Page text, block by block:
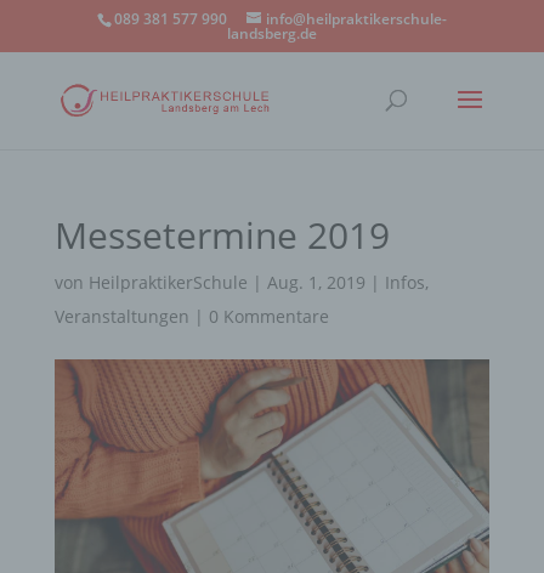
089 381 577 990 info@heilpraktikerschule-
landsberg.de
Messetermine 2019
von HeilpraktikerSchule | Aug. 1, 2019 | Infos,
Veranstaltungen | 0 Kommentare